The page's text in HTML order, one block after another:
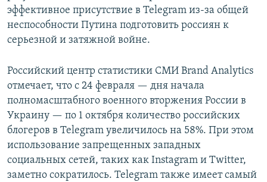
эффективное присутствие в Telegram из-за общей
неспособности Путина подготовить россиян к
серьезной и затяжной войне.
Российский центр статистики СМИ Brand Analytics
отмечает, что с 24 февраля — дня начала
полномасштабного военного вторжения России в
Украину — по 1 октября количество российских
блогеров в Telegram увеличилось на 58%. При этом
использование запрещенных западных
социальных сетей, таких как Instagram и Twitter,
заметно сократилось. Telegram также имеет самый